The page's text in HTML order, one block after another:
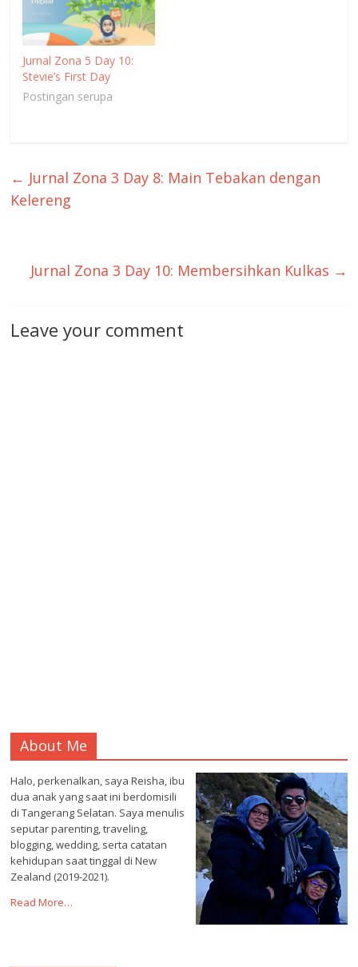
Jurnal Zona 5 Day 10:
Stevie’s First Day
Postingan serupa
← Jurnal Zona 3 Day 8: Main Tebakan dengan
Kelereng
Jurnal Zona 3 Day 10: Membersihkan Kulkas →
Leave your comment
About Me
Halo, perkenalkan, saya Reisha, ibu
dua anak yang saat ini berdomisili
di Tangerang Selatan. Saya menulis
seputar parenting, traveling,
blogging, wedding, serta catatan
kehidupan saat tinggal di New
Zealand (2019-2021).
Read More…